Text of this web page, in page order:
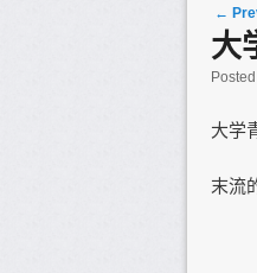
Post
←
大
大学
末流